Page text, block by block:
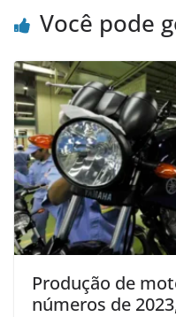
Você pode
Produção de
números de